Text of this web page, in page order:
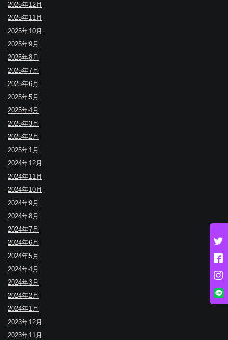
2025年12月
2025年11月
2025年10月
2025年9月
2025年8月
2025年7月
2025年6月
2025年5月
2025年4月
2025年3月
2025年2月
2025年1月
2024年12月
2024年11月
2024年10月
2024年9月
2024年8月
2024年7月
2024年6月
2024年5月
2024年4月
2024年3月
2024年2月
2024年1月
2023年12月
2023年11月